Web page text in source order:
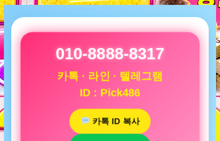
010-8888-8317
카톡 · 라인 · 텔레그램
ID : Pick486
카톡 ID 복사